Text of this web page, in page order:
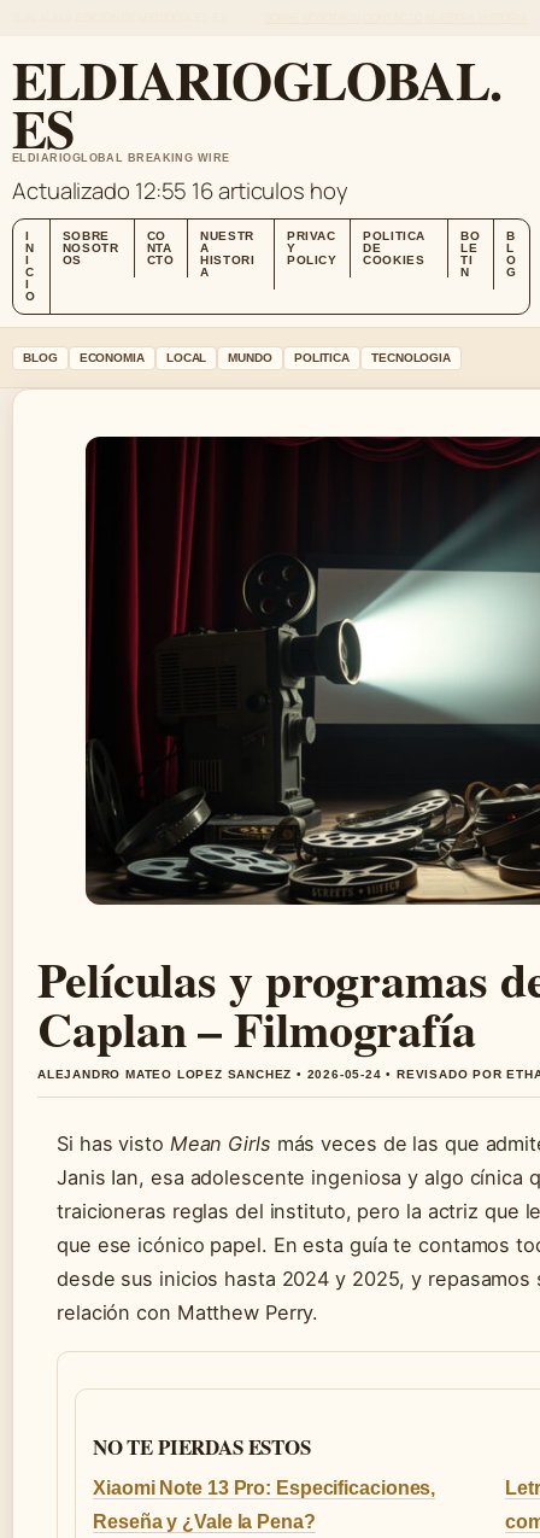
ELDIARIOGLOBAL.
ES
ELDIARIOGLOBAL BREAKING WIRE
Actualizado 12:55 16 articulos hoy
I
N
I
C
I
O
SOBRE
NOSOTR
OS
CO
NTA
CTO
NUESTR
A
HISTORI
A
PRIVAC
Y
POLICY
POLITICA
DE
COOKIES
BO
LE
TI
N
B
L
O
G
BLOG ECONOMIA LOCAL MUNDO POLITICA TECNOLOGIA
Películas y programas
Caplan – Filmografía
ALEJANDRO MATEO LOPEZ SANCHEZ • 2026-05-24 • REVISADO POR
Si has visto Mean Girls más veces de las que
Janis Ian, esa adolescente ingeniosa y algo cínica
traicioneras reglas del instituto, pero la actriz que
que ese icónico papel. En esta guía te contamos
desde sus inicios hasta 2024 y 2025, y
relación con Matthew Perry.
NO TE PIERDAS ESTOS
Xiaomi Note 13 Pro: Especificaciones,
Reseña y ¿Vale la Pena?